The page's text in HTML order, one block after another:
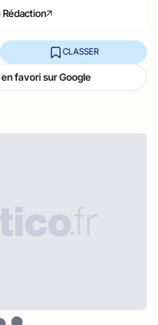
CLASSER
favori sur Google